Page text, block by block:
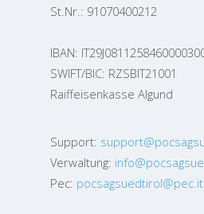
St.Nr.: 91070400212
IBAN:
SWIFT/BIC: RZSBIT21001
Raiffeisenkasse Algund
Support:
Verwaltung:
Pec: pocsagsuedtirol@pec.it